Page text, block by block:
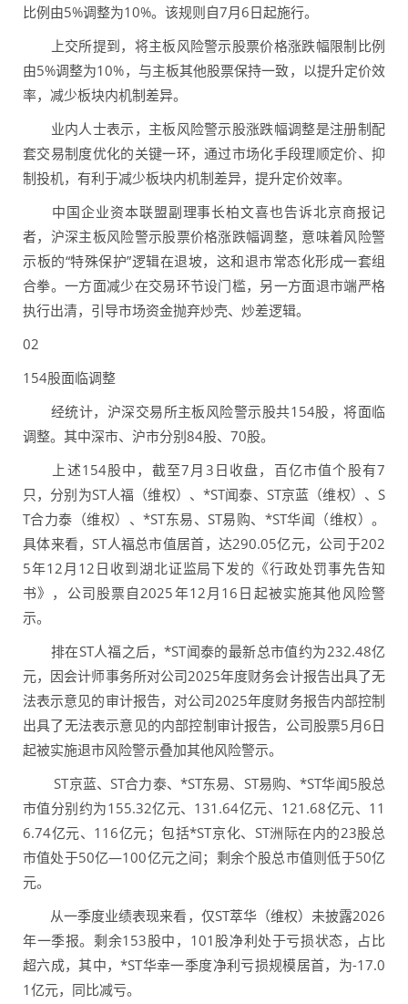
比例由5%调整为10%。该规则自7月6日起施行。
上交所提到，将主板风险警示股票价格涨跌幅限制比例
由5%调整为10%，与主板其他股票保持一致，以提升定价效
率，减少板块内机制差异。
业内人士表示，主板风险警示股涨跌幅调整是注册制配
套交易制度优化的关键一环，通过市场化手段理顺定价、抑
制投机，有利于减少板块内机制差异，提升定价效率。
中国企业资本联盟副理事长柏文喜也告诉北京商报记
者，沪深主板风险警示股票价格涨跌幅调整，意味着风险警
示板的“特殊保护”逻辑在退坡，这和退市常态化形成一套组
合拳。一方面减少在交易环节设门槛，另一方面退市端严格
执行出清，引导市场资金抛弃炒壳、炒差逻辑。
02
154股面临调整
经统计，沪深交易所主板风险警示股共154股，将面临
调整。其中深市、沪市分别84股、70股。
上述154股中，截至7月3日收盘，百亿市值个股有7
只，分别为ST人福（维权）、*ST闻泰、ST京蓝（维权）、S
T合力泰（维权）、*ST东易、ST易购、*ST华闻（维权）。
具体来看，ST人福总市值居首，达290.05亿元，公司于202
5年12月12日收到湖北证监局下发的《行政处罚事先告知
书》，公司股票自2025年12月16日起被实施其他风险警
示。
排在ST人福之后，*ST闻泰的最新总市值约为232.48亿
元，因会计师事务所对公司2025年度财务会计报告出具了无
法表示意见的审计报告，对公司2025年度财务报告内部控制
出具了无法表示意见的内部控制审计报告，公司股票5月6日
起被实施退市风险警示叠加其他风险警示。
ST京蓝、ST合力泰、*ST东易、ST易购、*ST华闻5股总
市值分别约为155.32亿元、131.64亿元、121.68亿元、11
6.74亿元、116亿元；包括*ST京化、ST洲际在内的23股总
市值处于50亿—100亿元之间；剩余个股总市值则低于50亿
元。
从一季度业绩表现来看，仅ST萃华（维权）未披露2026
年一季报。剩余153股中，101股净利处于亏损状态，占比
超六成，其中，*ST华幸一季度净利亏损规模居首，为-17.0
1亿元，同比减亏。